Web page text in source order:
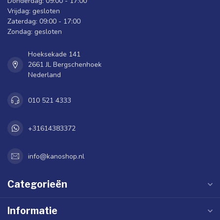
Vrijdag: gesloten
Zaterdag: 09:00 - 17:00
Zondag: gesloten
Hoeksekade 141
2661 JL Bergschenhoek
Nederland
010 521 4333
+31614383372
info@kanoshop.nl
Categorieën
Informatie